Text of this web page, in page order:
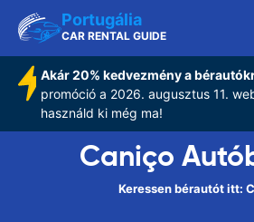
Portugália
CAR RENTAL GUIDE
Akár 20% kedvezmény a
promóció a 2026. augusztus 11.
használd ki még ma!
Caniço
Keressen bérautót itt: